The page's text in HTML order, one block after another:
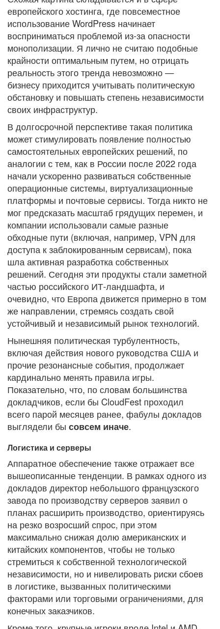
европейского хостинга, где повсеместное
использование WordPress начинает
восприниматься проблемой из-за опасности
монополизации. Я лично не считаю подобные
крайности оптимальным путем, но отрицать
реальность этого тренда невозможно —
бизнесу приходится учитывать политическую
обстановку и повышать степень независимости
своих инфраструктур.
В долгосрочной перспективе такая политика
может стимулировать появление полностью
самостоятельных европейских решений, по
аналогии с тем, как в России после 2022 года
начали ускоренно развиваться собственные
операционные системы, виртуализационные
платформы и почтовые сервисы. Тогда никто не
мог предсказать масштаб грядущих перемен, и
компании использовали самые разные
обходные пути (включая, например, VPN для
доступа к заблокированным сервисам), пока
шла активная разработка собственных
решений. Сегодня эти продукты стали заметной
частью российского ИТ-ландшафта, и
очевидно, что Европа движется примерно в том
же направлении, стремясь создать свой
устойчивый и независимый рынок технологий.
Нынешняя политическая турбулентность,
включая действия нового руководства США и
прочие резонансные события, продолжает
кардинально менять правила игры.
Показательно, что, по словам большинства
докладчиков, если бы CloudFest проходил
всего парой месяцев ранее, фабулы докладов
выглядели бы совсем иначе.
Логистика и серверы
Аппаратное обеспечение также отражает все
вышеописанные тенденции. В рамках одного из
докладов директор небольшого французского
завода по производству серверов заявил о
планах расширить производство, ориентируясь
на резко возросший спрос, при этом
максимально снижая долю американских и
китайских компонентов, чтобы не только
стремиться к собственной технологической
независимости, но и нивелировать риски сбоев
в логистике, вызванных политическими
факторами или торговыми ограничениями, для
конечных заказчиков.